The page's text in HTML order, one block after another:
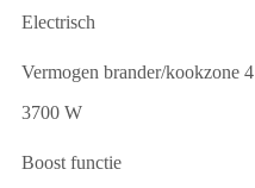
Electrisch
Vermogen brander/kookzone 4
3700 W
Boost functie